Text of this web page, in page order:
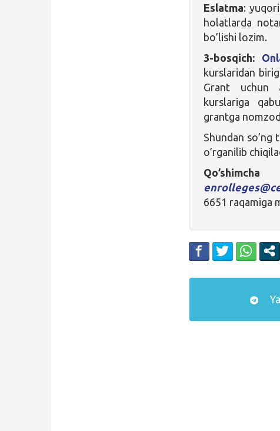
Eslatma:
holatlarda
bo’lishi lozim.
3-bosqich:
kurslaridan
Grant uchun
kurslariga
grantga
Shundan so’ng
o’rganilib
6651 raqamiga